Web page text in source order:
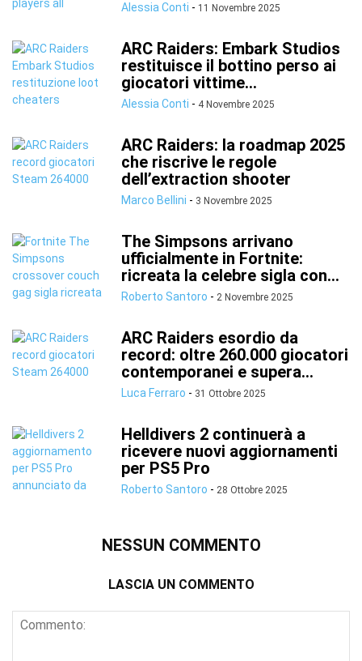
Alessia Conti - 11 Novembre 2025
ARC Raiders: Embark Studios
restituisce il bottino perso ai
giocatori vittime...
Alessia Conti - 4 Novembre 2025
ARC Raiders: la roadmap 2025
che riscrive le regole
dell’extraction shooter
Marco Bellini - 3 Novembre 2025
The Simpsons arrivano
ufficialmente in Fortnite:
ricreata la celebre sigla con...
Roberto Santoro - 2 Novembre 2025
ARC Raiders esordio da
record: oltre 260.000 giocatori
contemporanei e supera...
Luca Ferraro - 31 Ottobre 2025
Helldivers 2 continuerà a
ricevere nuovi aggiornamenti
per PS5 Pro
Roberto Santoro - 28 Ottobre 2025
NESSUN COMMENTO
LASCIA UN COMMENTO